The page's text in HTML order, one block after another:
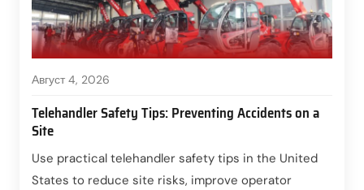
Август 4, 2026
Telehandler Safety Tips: Preventing Accidents on a
Site
Use practical telehandler safety tips in the United
States to reduce site risks, improve operator